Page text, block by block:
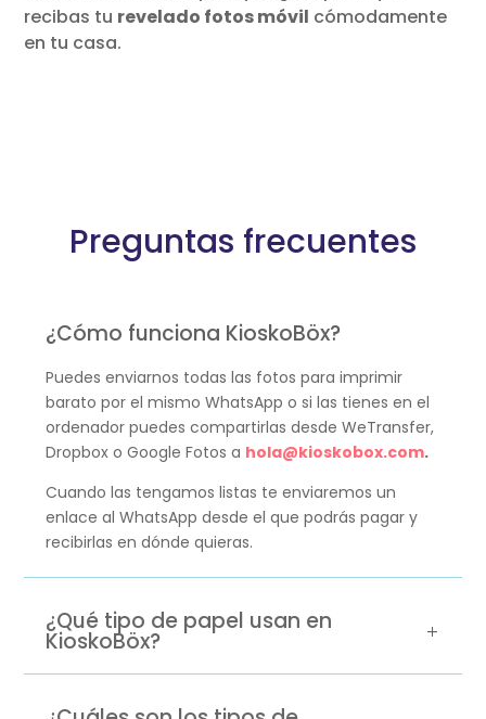
recibas tu revelado fotos móvil cómodamente
en tu casa.
Preguntas frecuentes
¿Cómo funciona KioskoBöx?
Puedes enviarnos todas las fotos para imprimir
barato por el mismo WhatsApp o si las tienes en el
ordenador puedes compartirlas desde WeTransfer,
Dropbox o Google Fotos a hola@kioskobox.com.
Cuando las tengamos listas te enviaremos un
enlace al WhatsApp desde el que podrás pagar y
recibirlas en dónde quieras.
¿Qué tipo de papel usan en
KioskoBöx?